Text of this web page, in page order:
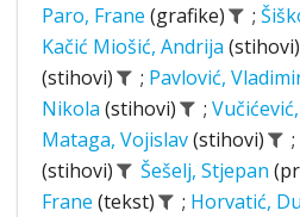
Paro, Frane (grafike) ;
Kačić Miošić, Andrija (stihovi)
(stihovi)
; Pavlović,
Nikola (stihovi) ;
Mataga, Vojislav(stihovi) ;
(stihovi)
Šešelj, Stjepan
Frane (tekst) ; Horvatić,